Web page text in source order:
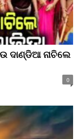
ଦାଣ୍ଡିଆ ନାଚିଲେ
0